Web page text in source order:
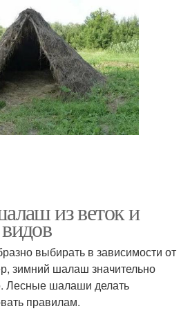
из веток и
выбирать в зависимости от
зимний шалаш значительно
Лесные шалаши делать
правилам.